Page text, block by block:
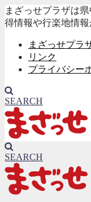
まざっせプラザは
得情報や行楽地情報
まざっせプラ
リンク
プライバシー
SEARCH
SEARCH